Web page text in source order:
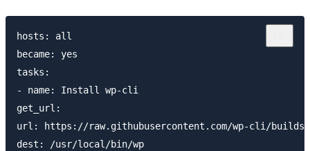
hosts: all
became: yes
tasks:
- name: Install wp-cli
get_url:
url: https://raw.githubusercontent.com/wp-cli/builds/
dest: /usr/local/bin/wp